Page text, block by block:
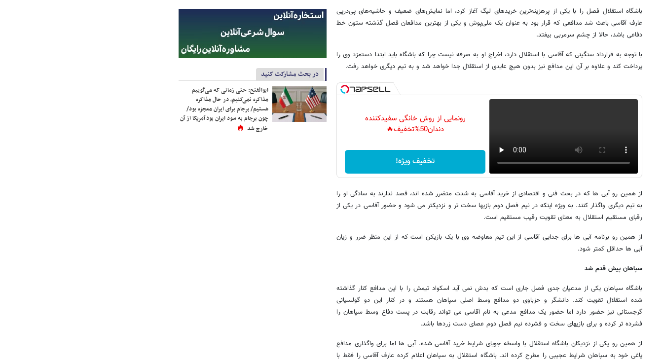
باشگاه استقلال فصل را با یکی از پرهزینه‌ترین خریدهای لیگ آغاز کرد، اما نمایش‌های ضعیف و حاشیه‌های پی‌درپی
عارف آقاسی باعث شد مدافعی که قرار بود به عنوان یک ملی‌پوش و یکی از بهترین مدافعان فصل گذشته ستون خط
دفاعی باشد، حالا از چشم سرمربی بیفتد.
با توجه به قرارداد سنگینی که آقاسی با استقلال دارد، اخراج او به صرفه نیست چرا که باشگاه باید ابتدا دستمزد وی را
پرداخت کند و علاوه بر آن این مدافع نیز بدون هیچ عایدی از استقلال جدا خواهد شد و به تیم دیگری خواهد رفت.
رونمایی از روش خانگی سفیدکننده
دندان50%تخفیف🔥
تخفیف ویژه!
از همین رو آبی ها که در بحث فنی و اقتصادی از خرید آقاسی به شدت متضرر شده اند، قصد ندارند به سادگی او را
به تیم دیگری واگذار کنند. به ویژه اینکه در نیم فصل دوم بازیها سخت تر و نزدیکتر می شود و حضور آقاسی در یکی از
رقبای مستقیم استقلال به معنای تقویت رقیب مستقیم است.
از همین رو برنامه آبی ها برای جدایی آقاسی از این تیم معاوضه وی با یک بازیکن است که از این منظر ضرر و زیان
آبی ها حداقل کمتر شود.
سپاهان پیش قدم شد
باشگاه سپاهان یکی از مدعیان جدی فصل جاری است که بدش نمی آید اسکواد تیمش را با این مدافع کنار گذاشته
شده استقلال تقویت کند. دانشگر و حزباوی دو مدافع وسط اصلی سپاهان هستند و در کنار این دو گولسیانی
گرجستانی نیز حضور دارد اما حضور یک مدافع مدعی به نام آقاسی می تواند رقابت در پست دفاع وسط سپاهان را
فشرده تر کرده و برای بازیهای سخت و فشرده نیم فصل دوم عصای دست زردها باشد.
از همین رو یکی از نزدیکان باشگاه استقلال با واسطه جویای شرایط خرید آقاسی شده. آبی ها اما برای واگذاری مدافع
یاغی خود به سپاهان شرایط عجیبی را مطرح کرده اند. باشگاه استقلال به سپاهان اعلام کرده عارف آقاسی را فقط با
در بحث مشارکت کنید
ابوالفتح: حتی زمانی که می‌گوییم
مذاکره نمی‌کنیم، در حال مذاکره
هستیم/ برجام برای ایران معجزه بود/
چون برجام به سود ایران بود آمریکا از آن
خارج شد